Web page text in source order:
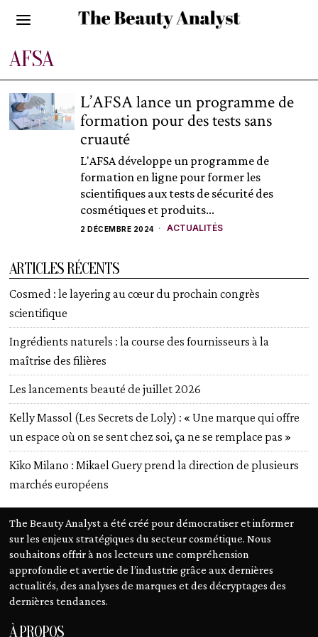
AFSA
L’AFSA lance un programme de
formation pour des tests sans
cruauté
L'AFSA développe un programme de
formation en ligne pour former les
scientifiques aux tests de sécurité des
cosmétiques et produits...
2 DÉCEMBRE 2024 ACTUALITÉS
ARTICLES RÉCENTS
Cosmed : le layering au cœur du prochain congrès
scientifique
Ingrédients naturels : la course des fournisseurs à la
maîtrise des filières
Les lancements beauté de juillet 2026
Kelly Massol (Les Secrets de Loly) : « Une marque qui offre
un espace où on se sent chez soi, ça ne se remplace pas »
Kiko Milano : Mikael Guery prend la direction de plusieurs
marchés européens
The Beauty Analyst a été créé pour démocratiser et informer
sur les enjeux stratégiques du secteur cosmétique. Nous
souhaitons offrir à nos lecteurs une compréhension
approfondie et avertie de l’industrie grâce aux dernières
actualités, des analyses de marques et des décryptages des
dernières tendances.
À PROPOS